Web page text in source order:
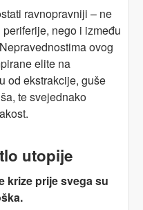
ravnopravniji – ne
nego i između
ovog
elite na
od ekstrakcije, guše
te svejednako
utopije
krize prije svega su